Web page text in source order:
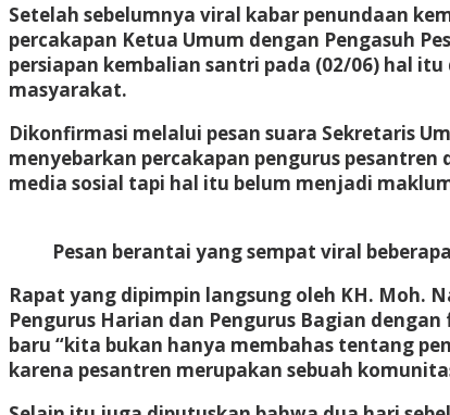
Setelah sebelumnya viral kabar penundaan
percakapan Ketua Umum dengan Pengasuh
persiapan kembalian santri pada (02/06) hal
masyarakat.
Dikonfirmasi melalui pesan suara Sekretaris
menyebarkan percakapan pengurus
media sosial tapi hal itu belum menjadi
Pesan berantai yang sempat viral
Rapat yang dipimpin langsung oleh KH. Moh.
Pengurus Harian dan Pengurus Bagian
baru “kita bukan hanya membahas tentang
karena pesantren merupakan sebuah